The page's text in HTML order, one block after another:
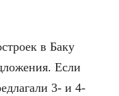
в Баку
Если
3- и 4-